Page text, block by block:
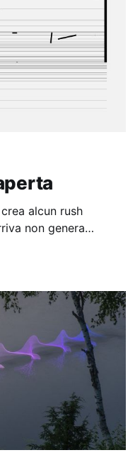
alcun rush
non genera
non finisca mai